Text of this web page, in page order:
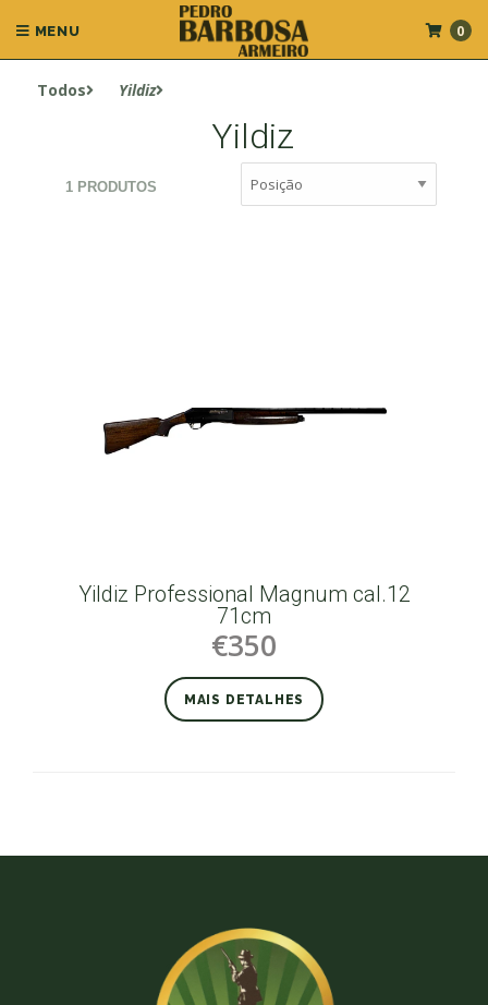
MENU 0
Todos Yildiz
Yildiz
1 PRODUTOS
Yildiz Professional Magnum cal.12
71cm
€350
MAIS DETALHES